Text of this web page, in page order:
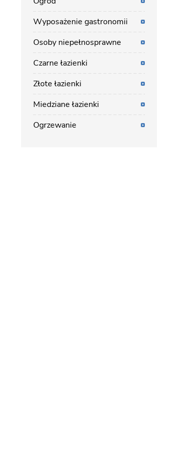
Wyposażenie gastronomii
Osoby niepełnosprawne
Czarne łazienki
Złote łazienki
Miedziane łazienki
Ogrzewanie